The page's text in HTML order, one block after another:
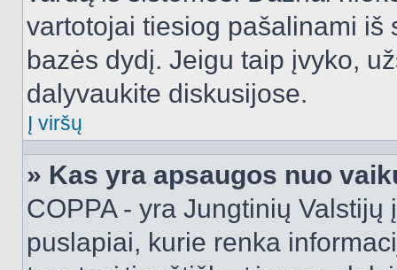
vartotojai tiesiog pašalinami iš
bazės dydį. Jeigu taip įvyko,
dalyvaukite diskusijose.
Į viršų
» Kas yra apsaugos nuo
COPPA - yra Jungtinių
puslapiai, kurie renka